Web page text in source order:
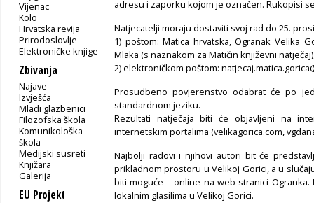
Vijenac
Kolo
Hrvatska revija
Prirodoslovlje
Elektroničke knjige
Zbivanja
Najave
Izvješća
Mladi glazbenici
Filozofska škola
Komunikološka
škola
Medijski susreti
Knjižara
Galerija
EU Projekt
adresu i zaporku kojom je označen. Rukopisi
Natjecatelji moraju dostaviti svoj rad do 25.
1) poštom: Matica hrvatska, Ogranak Velika
Mlaka (s naznakom za Matičin književni
2) elektroničkom poštom:
Prosudbeno povjerenstvo odabrat će po
standardnom jeziku.
Rezultati natječaja biti će objavljeni na
internetskim portalima (velikagorica.com,
Najbolji radovi i njihovi autori bit će
prikladnom prostoru u Velikoj Gorici, a u
biti moguće – online na web stranici
lokalnim glasilima u Velikoj Gorici.